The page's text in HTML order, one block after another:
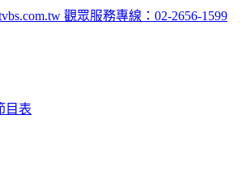
觀眾服務專線：02-2656-1599
目表